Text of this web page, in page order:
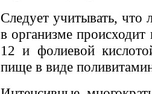
Следует учитывать, что
в организме
12 и фолиевой
пище в виде